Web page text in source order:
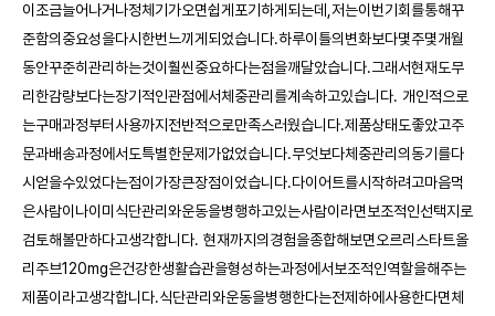
이조금늘어나거나정체기가오면쉽게포기하게되는데,저는이번기회를통해꾸
준함의중요성을다시한번느끼게되었습니다.하루이틀의변화보다몇주몇개월
동안꾸준히관리하는것이훨씬중요하다는점을깨달았습니다.그래서현재도무
리한감량보다는장기적인관점에서체중관리를계속하고있습니다. 개인적으로
는구매과정부터사용까지전반적으로만족스러웠습니다.제품상태도좋았고주
문과배송과정에서도특별한문제가없었습니다.무엇보다체중관리의동기를다
시얻을수있었다는점이가장큰장점이었습니다.다이어트를시작하려고마음먹
은사람이나이미식단관리와운동을병행하고있는사람이라면보조적인선택지로
검토해볼만하다고생각합니다. 현재까지의경험을종합해보면오르리스타트올
리주브120mg은건강한생활습관을형성하는과정에서보조적인역할을해주는
제품이라고생각합니다.식단관리와운동을병행한다는전제하에사용한다면체